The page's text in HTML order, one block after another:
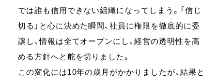
では誰も信⽤できない組織になってしまう。「信じ
切る」と心に決めた瞬間、社員に権限を徹底的に委
譲し、情報は全てオープンにし、経営の透明性を⾼
める⽅針へと舵を切りました。
この変化には10年の歳⽉がかかりましたが、結果と